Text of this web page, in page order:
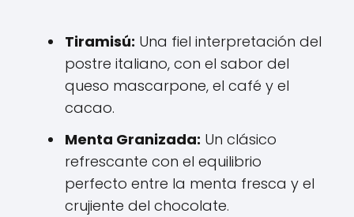
Tiramisú: Una fiel interpretación del
postre italiano, con el sabor del
queso mascarpone, el café y el
cacao.
Menta Granizada: Un clásico
refrescante con el equilibrio
perfecto entre la menta fresca y el
crujiente del chocolate.